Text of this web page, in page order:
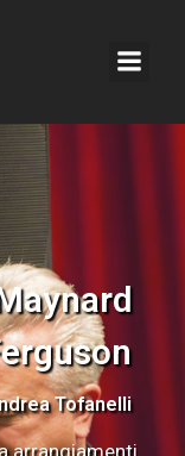
Tofanelli
arrangiamenti